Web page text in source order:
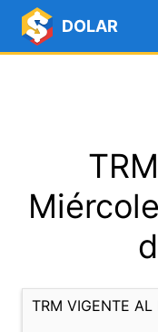
DOLAR
TRM VIGENTE